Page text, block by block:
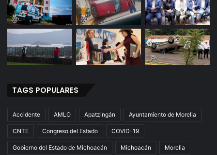
TAGS POPULARES
Accidente AMLO Apatzingán Ayuntamiento de Morelia
CNTE Congreso del Estado COVID-19
Gobierno del Estado de Michoacán Michoacán Morelia